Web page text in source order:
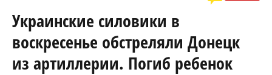
Украинские силовики в
воскресенье обстреляли Донецк
из артиллерии. Погиб ребенок